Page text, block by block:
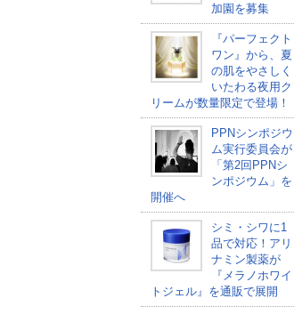
加園を募集
『パーフェクト
ワン』から、夏
の肌をやさしく
いたわる夜用ク
リームが数量限定で登場！
PPNシンポジウ
ム実行委員会が
「第2回PPNシ
ンポジウム」を
開催へ
シミ・シワに1
品で対応！アリ
ナミン製薬が
『メラノホワイ
トジェル』を通販で展開